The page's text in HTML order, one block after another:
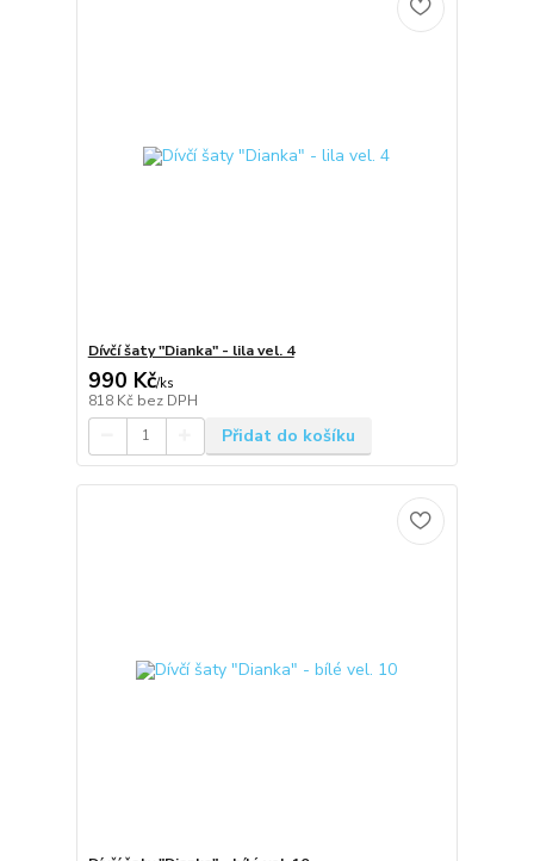
Dívčí šaty "Dianka" - lila vel. 4
990 Kč/ks
818 Kč bez DPH
Přidat do košíku